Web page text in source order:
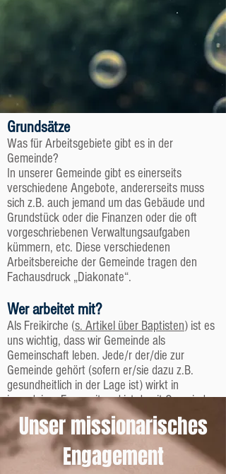
Grundsätze
Was für Arbeitsgebiete gibt es in der
Gemeinde?
In unserer Gemeinde gibt es einerseits
verschiedene Angebote, andererseits muss
sich z.B. auch jemand um das Gebäude und
Grundstück oder die Finanzen oder die oft
vorgeschriebenen Verwaltungsaufgaben
kümmern, etc. Diese verschiedenen
Arbeitsbereiche der Gemeinde tragen den
Fachausdruck „Diakonate“.
Wer arbeitet mit?
Als Freikirche (s. Artikel über Baptisten) ist es
uns wichtig, dass wir Gemeinde als
Gemeinschaft leben. Jede/r der/die zur
Gemeinde gehört (sofern er/sie dazu z.B.
gesundheitlich in der Lage ist) wirkt in
irgendeiner Form mit und ist damit Gemeinde-
Mitarbeiter – je nach Möglichkeiten,
Fähigkeiten und Interessen.
Wer darf was?
Unser missionarisches
Engagement